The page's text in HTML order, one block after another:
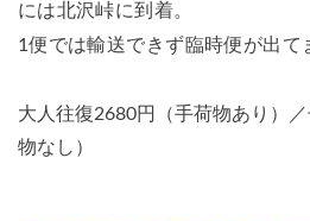
には北沢峠に到着。
1便では輸送できず臨時便が出て
大人往復2680円（手荷物あり）
物なし）